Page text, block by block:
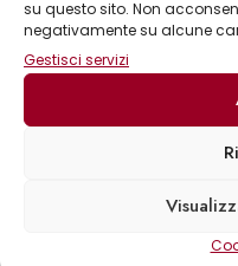
su questo sito. Non
negativamente su alcune
Gestisci servizi
Cinema e miti
Crimen
Dialoghi
Dive&Divi
Effetto cinema